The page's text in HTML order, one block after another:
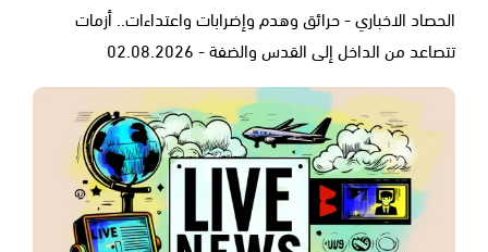
الحصاد الاخباري - حرائق وهدم وإضرابات واعتداءات.. أزمات
تتصاعد من الداخل إلى القدس والضفة - 02.08.2026